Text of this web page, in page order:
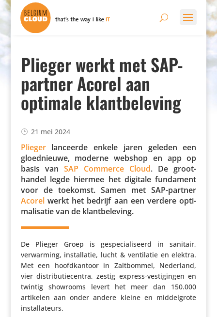
Plieger werkt met SAP-
partner Acorel aan
optimale klantbeleving
21 mei 2024
Pliegerlanceerde enkele jaren geleden een
gloed­nieuwe, moderne webshop en app op
basis van SAP Commerce Cloud. De groot­
handel legde hiermee het digitale fundament
voor de toekomst. Samen met SAP-partner
Acorelwerkt het bedrijf aan een verdere opti­
ma­li­satie van de klantbeleving.
De Plieger Groep is gespe­ci­a­li­seerd in sanitair,
verwar­ming, instal­latie, lucht & venti­latie en elektra.
Met een hoofd­kan­toor in Zalt­bommel, Nederland,
vier distri­bu­tie­centra, zestig express-vesti­gingen en
twintig showrooms levert het meer dan 150.000
artikelen aan onder andere kleine en middel­grote
installateurs.